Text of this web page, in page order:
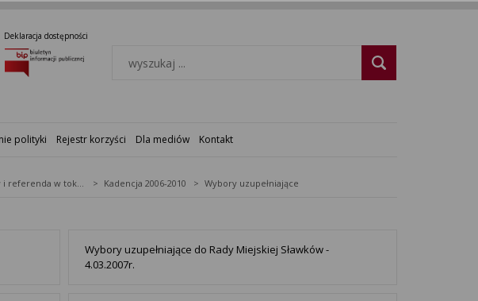
Deklaracja dostępności
polityki Rejestr korzyści Dla mediów Kontakt
Wybory i referenda w toku kadencji Kadencja 2006-2010 Wybory uzupełniające
Wybory uzupełniające do Rady Miejskiej Sławków -
4.03.2007r.